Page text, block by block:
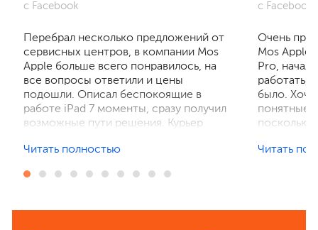
с Facebook
Перебрал несколько предложений от
сервисных центров, в компании Mos
Apple больше всего понравилось, на
все вопросы ответили и цены
подошли. Описал беспокоящие в
работе iPad 7 моменты, сразу получил
возможные пути решения. Курьер
отзвонились по итогам осмотра,
порадовал, без лишнего ожидания и
рекомендовать всем знакомым.
Читать полностью
с Facebook
Очень
Mos
Pro, начал
работать,
было. Хочу
понятные
поскольку
Читать